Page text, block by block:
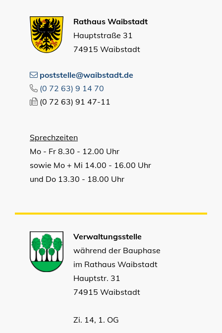
Rathaus Waibstadt
Hauptstraße 31
74915 Waibstadt
poststelle@waibstadt.de
(0 72 63) 9 14 70
(0 72 63) 91 47-11
Sprechzeiten
Mo - Fr 8.30 - 12.00 Uhr
sowie Mo + Mi 14.00 - 16.00 Uhr
und Do 13.30 - 18.00 Uhr
Verwaltungsstelle
während der Bauphase
im Rathaus Waibstadt
Hauptstr. 31
74915 Waibstadt
Zi. 14, 1. OG